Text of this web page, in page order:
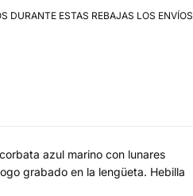
DURANTE ESTAS REBAJAS LOS ENVÍOS
azul marino con lunares
grabado en la lengüeta. Hebilla